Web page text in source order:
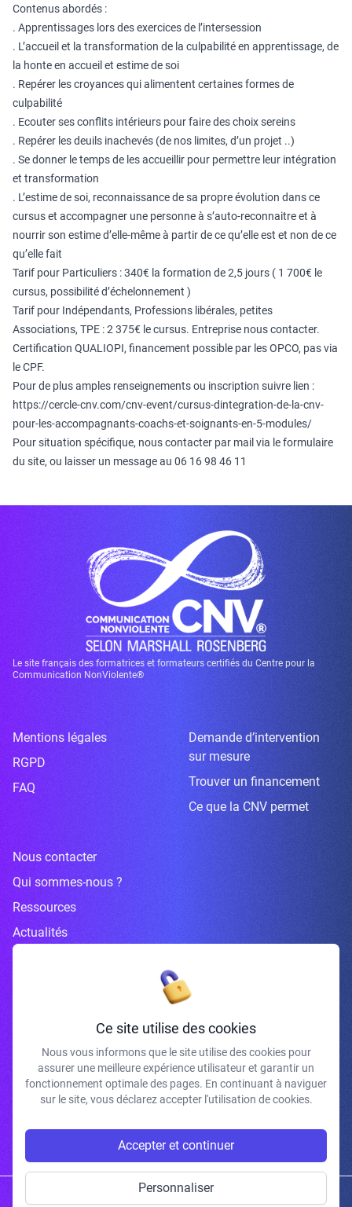
Contenus abordés :
. Apprentissages lors des exercices de l’intersession
. L’accueil et la transformation de la culpabilité en apprentissage, de
la honte en accueil et estime de soi
. Repérer les croyances qui alimentent certaines formes de
culpabilité
. Ecouter ses conflits intérieurs pour faire des choix sereins
. Repérer les deuils inachevés (de nos limites, d’un projet ..)
. Se donner le temps de les accueillir pour permettre leur intégration
et transformation
. L’estime de soi, reconnaissance de sa propre évolution dans ce
cursus et accompagner une personne à s’auto-reconnaitre et à
nourrir son estime d’elle-même à partir de ce qu’elle est et non de ce
qu’elle fait
Tarif pour Particuliers : 340€ la formation de 2,5 jours ( 1 700€ le
cursus, possibilité d’échelonnement )
Tarif pour Indépendants, Professions libérales, petites
Associations, TPE : 2 375€ le cursus. Entreprise nous contacter.
Certification QUALIOPI, financement possible par les OPCO, pas via
le CPF.
Pour de plus amples renseignements ou inscription suivre lien :
https://cercle-cnv.com/cnv-event/cursus-dintegration-de-la-cnv-
pour-les-accompagnants-coachs-et-soignants-en-5-modules/
Pour situation spécifique, nous contacter par mail via le formulaire
du site, ou laisser un message au 06 16 98 46 11
Le site français des formatrices et formateurs certifiés du Centre pour la
Communication NonViolente®
Mentions légales
RGPD
FAQ
Demande d’intervention
sur mesure
Trouver un financement
Ce que la CNV permet
Nous contacter
Qui sommes-nous ?
Ressources
Actualités
Inscrivez-vous à la newsletter
J'accepte de recevoir vos e-mails et confirme avoir pris connaissance de
votre politique de confidentialité et mentions légales.
Copyright © 2026 | Gum Studio. Tous droits réservés.
Ce site utilise des cookies
Nous vous informons que le site utilise des cookies pour
assurer une meilleure expérience utilisateur et garantir un
fonctionnement optimale des pages. En continuant à naviguer
sur le site, vous déclarez accepter l'utilisation de cookies.
Accepter et continuer
Personnaliser